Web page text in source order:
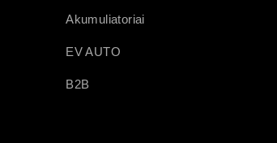
Akumuliatoriai
EV AUTO
B2B